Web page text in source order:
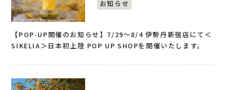
お知らせ
【POP-UP開催のお知らせ】7/29〜8/4 伊勢丹新宿店にて＜
SIKELIA＞日本初上陸 POP UP SHOPを開催いたします。